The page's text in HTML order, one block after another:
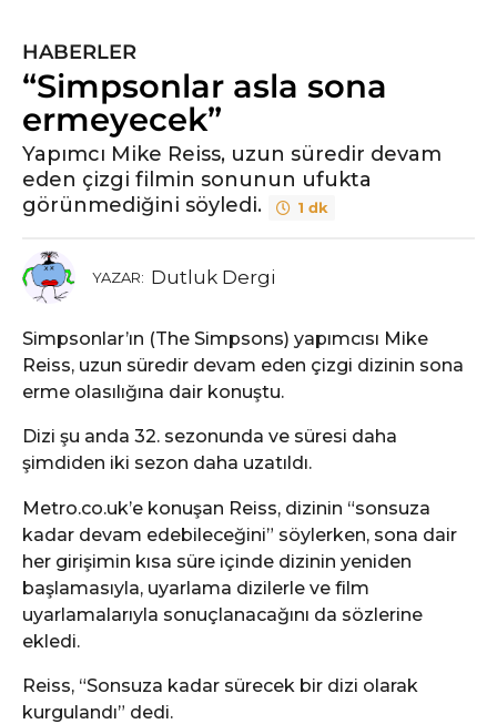
HABERLER
“Simpsonlar asla sona
ermeyecek”
Yapımcı Mike Reiss, uzun süredir devam
eden çizgi filmin sonunun ufukta
görünmediğini söyledi.
1 dk
YAZAR: Dutluk Dergi
Simpsonlar’ın (The Simpsons) yapımcısı Mike
Reiss, uzun süredir devam eden çizgi dizinin sona
erme olasılığına dair konuştu.
Dizi şu anda 32. sezonunda ve süresi daha
şimdiden iki sezon daha uzatıldı.
Metro.co.uk’e konuşan Reiss, dizinin “sonsuza
kadar devam edebileceğini” söylerken, sona dair
her girişimin kısa süre içinde dizinin yeniden
başlamasıyla, uyarlama dizilerle ve film
uyarlamalarıyla sonuçlanacağını da sözlerine
ekledi.
Reiss, “Sonsuza kadar sürecek bir dizi olarak
kurgulandı” dedi.